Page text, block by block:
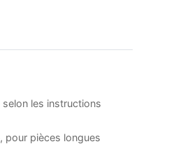
les instructions
pour pièces longues